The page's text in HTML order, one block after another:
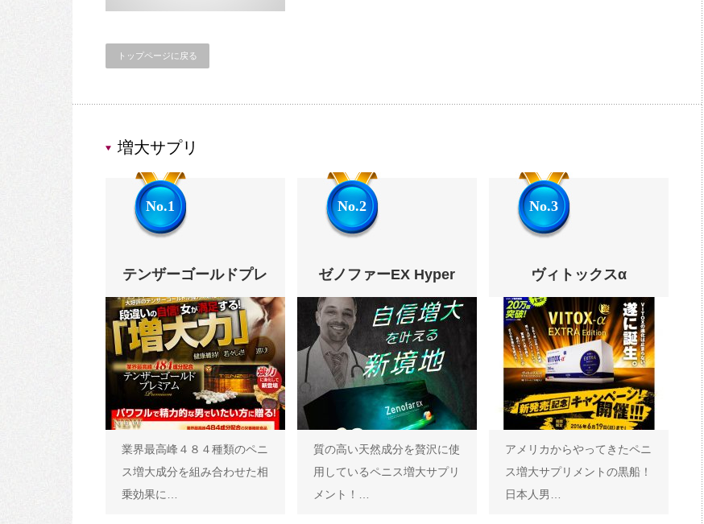
トップページに戻る
増大サプリ
No.1
テンザーゴールドプレ
ミアム
業界最高峰４８４種類のペニ
ス増大成分を組み合わせた相
乗効果に…
No.2
ゼノファーEX Hyper
質の高い天然成分を贅沢に使
用しているペニス増大サプリ
メント！…
No.3
ヴィトックスα
アメリカからやってきたペニ
ス増大サプリメントの黒船！
日本人男…